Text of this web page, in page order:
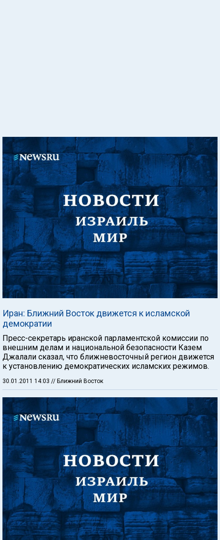
Иран: Ближний Восток движется к исламской
демократии
Пресс-секретарь иранской парламентской комиссии по
внешним делам и национальной безопасности Казем
Джалали сказал, что ближневосточный регион движется
к установлению демократических исламских режимов.
30.01.2011 14:03 // Ближний Восток